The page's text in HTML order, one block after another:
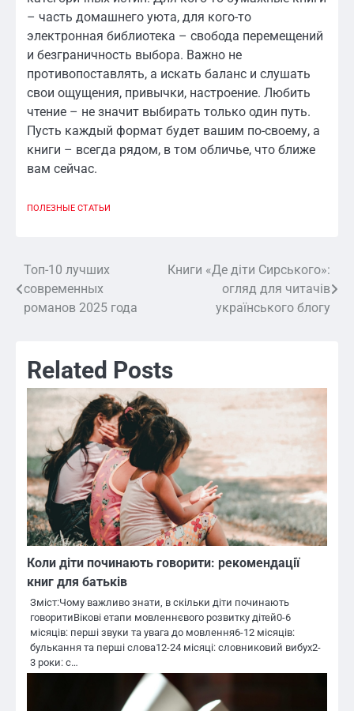
– часть домашнего уюта, для кого-то
электронная библиотека – свобода перемещений
и безграничность выбора. Важно не
противопоставлять, а искать баланс и слушать
свои ощущения, привычки, настроение. Любить
чтение – не значит выбирать только один путь.
Пусть каждый формат будет вашим по-своему, а
книги – всегда рядом, в том обличье, что ближе
вам сейчас.
ПОЛЕЗНЫЕ СТАТЬИ
Навигация
по
Топ-10 лучших
современных
романов 2025 года
Книги «Де діти Сирського»:
огляд для читачів
українського блогу
Related Posts
Коли діти починають говорити: рекомендації
книг для батьків
Зміст:Чому важливо знати, в скільки діти починають
говоритиВікові етапи мовленнєвого розвитку дітей0-6
місяців: перші звуки та увага до мовлення6-12 місяців:
булькання та перші слова12-24 місяці: словниковий вибух2-
3 роки: с…